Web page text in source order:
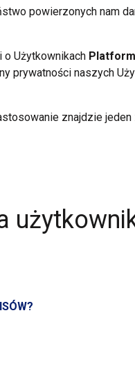
powierzonych nam
o Użytkownikach
prywatności naszych
znajdzie jeden